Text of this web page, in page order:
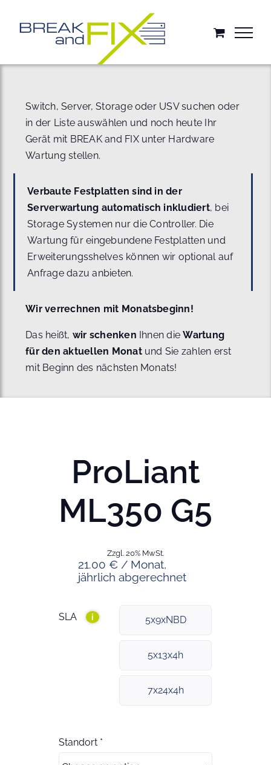
springen
Switch, Server, Storage oder USV suchen oder
in der Liste auswählen und noch heute Ihr
Gerät mit BREAK and FIX unter Hardware
Wartung stellen.
Verbaute Festplatten sind in der
Serverwartung automatisch inkludiert, bei
Storage Systemen nur die Controller. Die
Wartung für eingebundene Festplatten und
Erweiterungsshelves können wir optional auf
Anfrage dazu anbieten.
Wir verrechnen mit Monatsbeginn!
Das heißt, wir schenken Ihnen dieWartung
für den aktuellen Monat und Sie zahlen erst
mit Beginn des nächsten Monats!
ProLiant
ML350 G5
21.00 € / Monat,
jährlich abgerechnet
Zzgl. 20% MwSt.
SLA i 5x9xNBD
5x13x4h
7x24x4h
Standort *